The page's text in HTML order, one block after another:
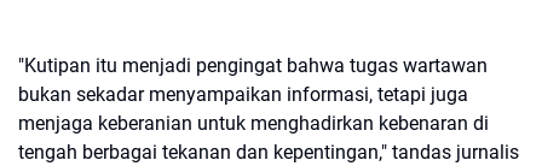
"Kutipan itu menjadi pengingat bahwa tugas wartawan
bukan sekadar menyampaikan informasi, tetapi juga
menjaga keberanian untuk menghadirkan kebenaran di
tengah berbagai tekanan dan kepentingan," tandas jurnalis